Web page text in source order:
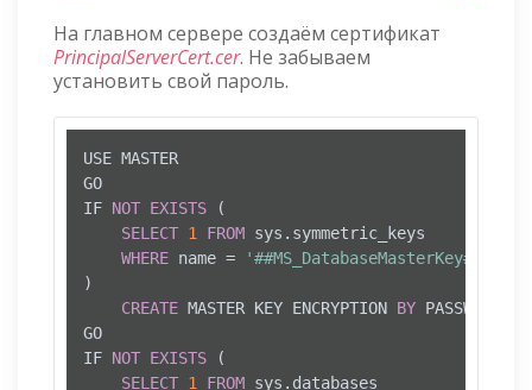
На главном сервере создаём сертификат
PrincipalServerCert.cer. Не забываем
установить свой пароль.
USE MASTER
GO
IF NOT EXISTS (
SELECT 1 FROM sys.symmetric_keys
WHERE name =
'##MS_DatabaseMasterKey##'
)
CREATE MASTER KEY ENCRYPTION BY PASSWORD
GO
IF NOT EXISTS (
SELECT 1 FROM sys.databases